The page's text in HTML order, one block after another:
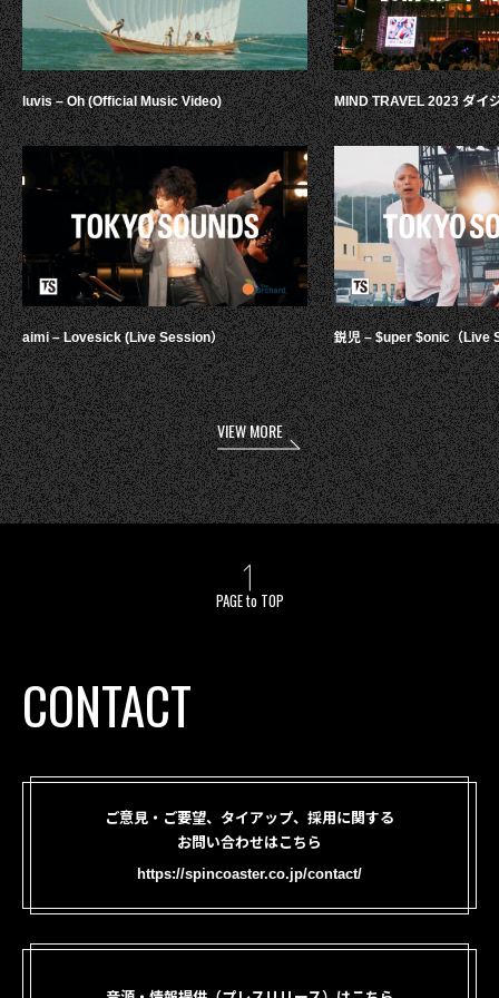
luvis – Oh (Official Music Video)
aimi – Lovesick (Live Session）
MIND TRAVEL 2023 ダイ
鋭児 – $uper $onic（Live
VIEW MORE
PAGE to TOP
CONTACT
ご意見・ご要望、タイアップ、採用に関する
お問い合わせはこちら
https://spincoaster.co.jp/contact/